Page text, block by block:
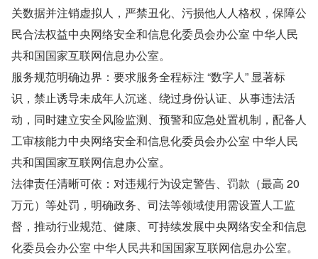
关数据并注销虚拟人，严禁丑化、污损他人人格权，保障公
民合法权益中央网络安全和信息化委员会办公室 中华人民
共和国国家互联网信息办公室。
服务规范明确边界：要求服务全程标注 “数字人” 显著标
识，禁止诱导未成年人沉迷、绕过身份认证、从事违法活
动，同时建立安全风险监测、预警和应急处置机制，配备人
工审核能力中央网络安全和信息化委员会办公室 中华人民
共和国国家互联网信息办公室。
法律责任清晰可依：对违规行为设定警告、罚款（最高 20
万元）等处罚，明确政务、司法等领域使用需设置人工监
督，推动行业规范、健康、可持续发展中央网络安全和信息
化委员会办公室 中华人民共和国国家互联网信息办公室。